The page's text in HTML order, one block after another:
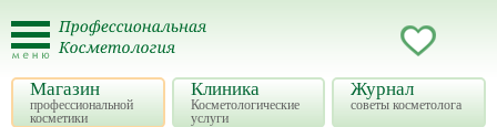
Магазин
профессиональной
косметики
Клиника
Косметологические
услуги
Журнал
советы косметолога